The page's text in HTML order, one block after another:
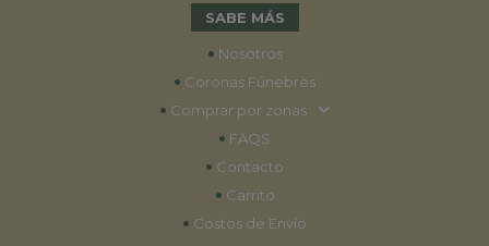
SABE MÁS
• Nosotros
• Coronas Fúnebres
• Comprar por zonas
• FAQS
• Contacto
• Carrito
• Costos de Envío